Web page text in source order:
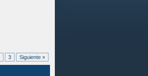
3 Siguiente »